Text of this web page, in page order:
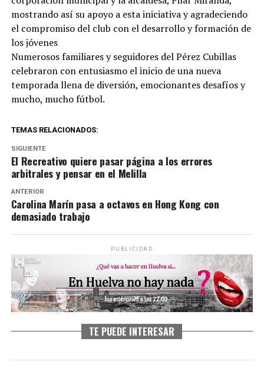
mostrando así su apoyo a esta iniciativa y agradeciendo
el compromiso del club con el desarrollo y formación de
los jóvenes
Numerosos familiares y seguidores del Pérez Cubillas
celebraron con entusiasmo el inicio de una nueva
temporada llena de diversión, emocionantes desafíos y
mucho, mucho fútbol.
TEMAS RELACIONADOS:
SIGUIENTE
El Recreativo quiere pasar página a los errores
arbitrales y pensar en el Melilla
ANTERIOR
Carolina Marín pasa a octavos en Hong Kong con
demasiado trabajo
PUBLICIDAD
TE PUEDE INTERESAR